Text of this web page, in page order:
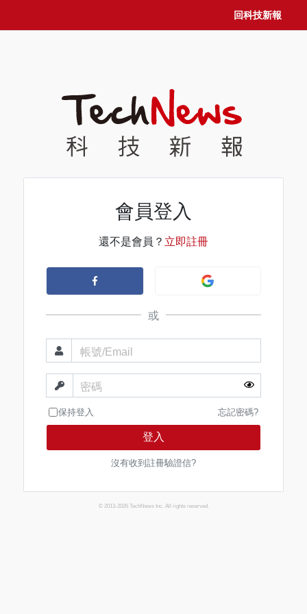
回科技新報
會員登入
還不是會員？ 立即註冊
或
帳號/Email
密碼
保持登入 忘記密碼?
登入
沒有收到註冊驗證信?
© 2013-2026 TechNews Inc. All rights reserved.